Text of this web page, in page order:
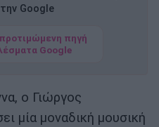
Google
πηγή
Google
ο Γιώργος
μία μοναδική μουσική